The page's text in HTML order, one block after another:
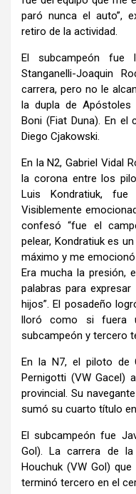
paró nunca el auto”,
retiro de la actividad.
El subcampeón fue
Stanganelli-Joaquin
carrera, pero no le
la dupla de Apóstoles
Boni (Fiat Duna). En el
Diego Cjakowski.
En la N2, Gabriel Vidal
la corona entre los
Luis Kondratiuk,
Visiblemente
confesó “fue el
pelear, Kondratiuk es
máximo y me
Era mucha la presión,
palabras para
hijos”. El posadeño
lloró como si fuera
subcampeón y tercero
En la N7, el piloto de
Pernigotti (VW Gacel)
provincial. Su
sumó su cuarto título
El subcampeón fue
Gol). La carrera de
Houchuk (VW Gol)
terminó tercero en el